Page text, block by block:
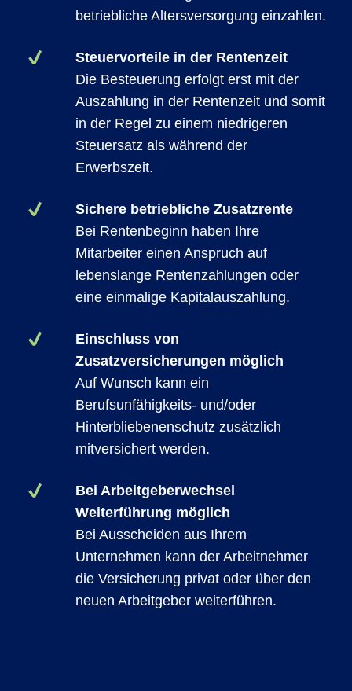
betriebliche Altersversorgung einzahlen.
Steuervorteile in der Rentenzeit
Die Besteuerung erfolgt erst mit der
Auszahlung in der Rentenzeit und somit
in der Regel zu einem niedrigeren
Steuersatz als während der
Erwerbszeit.
Sichere betriebliche Zusatzrente
Bei Rentenbeginn haben Ihre
Mitarbeiter einen Anspruch auf
lebenslange Rentenzahlungen oder
eine einmalige Kapitalauszahlung.
Einschluss von
Zusatzversicherungen möglich
Auf Wunsch kann ein
Berufsunfähigkeits- und/oder
Hinterbliebenenschutz zusätzlich
mitversichert werden.
Bei Arbeitgeberwechsel
Weiterführung möglich
Bei Ausscheiden aus Ihrem
Unternehmen kann der Arbeitnehmer
die Versicherung privat oder über den
neuen Arbeitgeber weiterführen.